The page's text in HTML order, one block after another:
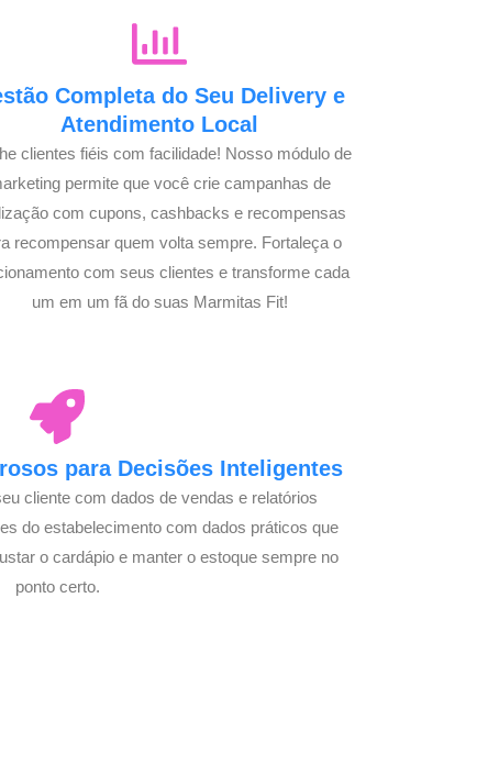
Completa do Seu Delivery e
Atendimento Local
clientes fiéis com facilidade! Nosso módulo de
permite que você crie campanhas de
com cupons, cashbacks e recompensas
recompensar quem volta sempre. Fortaleça o
com seus clientes e transforme cada
um em um fã do suas Marmitas Fit!
para Decisões Inteligentes
cliente com dados de vendas e relatórios
do estabelecimento com dados práticos que
o cardápio e manter o estoque sempre no
ponto certo.